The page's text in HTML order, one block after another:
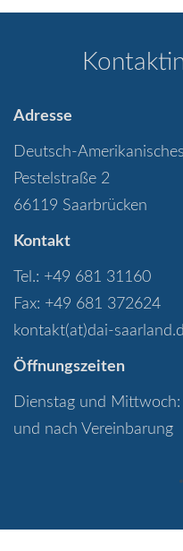
Adresse
Deutsch-
Pestelstraße 2
66119 Saarbrücken
Kontakt
Tel.: +49 681 31160
Fax: +49 681 372624
kontakt(at)dai-
Öffnungszeiten
Dienstag und
und nach Vereinbarung